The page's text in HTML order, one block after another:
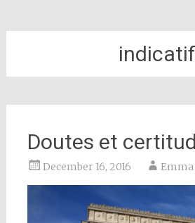
indicatif
Doutes et
December 16, 2016 Emma